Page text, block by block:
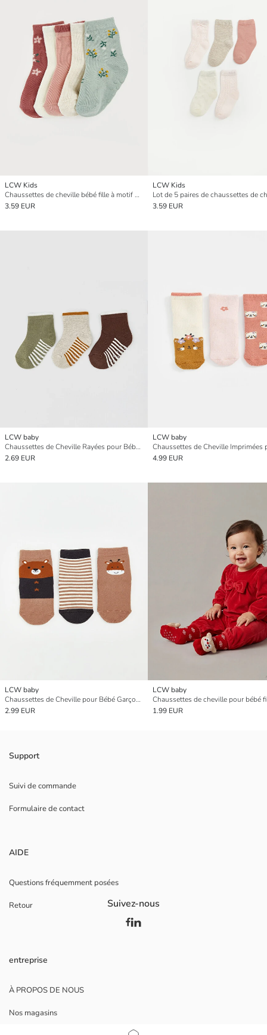
LCW Kids
Chaussettes de cheville bébé fille à motif floral lot de 5 pièces
3.59 EUR
LCW Kids
3.59 EUR
LCW baby
Chaussettes de Cheville Rayées pour Bébés Garçons Lot de 3
2.69 EUR
LCW baby
4.99 EUR
LCW baby
Chaussettes de Cheville pour Bébé Garçons à Motifs Lot de 3 Pièces
2.99 EUR
LCW baby
1.99 EUR
Support
Suivi de commande
Formulaire de contact
AIDE
Questions fréquemment posées
Retour
entreprise
À PROPOS DE NOUS
Nos magasins
Suivez-nous